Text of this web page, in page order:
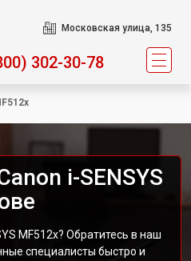
Московская улица, 135
302-30-78
i-SENSYS
MF512x? Обратитесь в наш
специалисты быстро и